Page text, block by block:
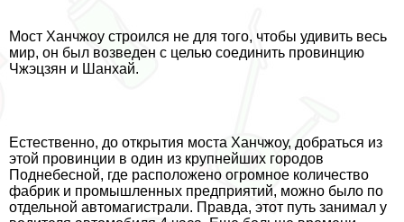
Мост Ханчжоу строился не для того, чтобы удивить весь
мир, он был возведен с целью соединить провинцию
Чжэцзян и Шанхай.
Естественно, до открытия моста Ханчжоу, добраться из
этой провинции в один из крупнейших городов
Поднебесной, где расположено огромное количество
фабрик и промышленных предприятий, можно было по
отдельной автомагистрали. Правда, этот путь занимал у